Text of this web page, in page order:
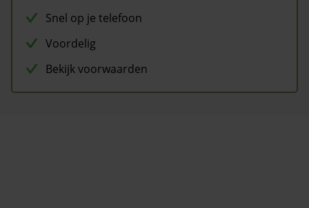
Snel op je telefoon
Voordelig
Bekijk voorwaarden